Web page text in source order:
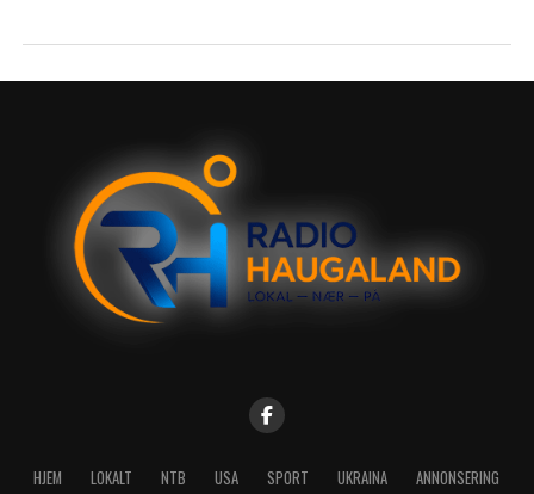
HJEM LOKALT NTB USA SPORT UKRAINA
ANNONSERING